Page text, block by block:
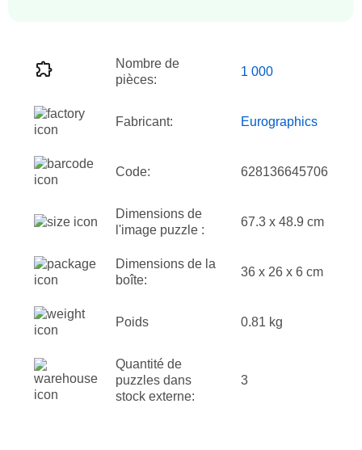
Nombre de
pièces:
1 000
Fabricant: Eurographics
Code: 628136645706
Dimensions de
l'image puzzle :
67.3 x 48.9 cm
Dimensions de la
boîte:
36 x 26 x 6 cm
Poids 0.81 kg
Quantité de
puzzles dans
stock externe:
3